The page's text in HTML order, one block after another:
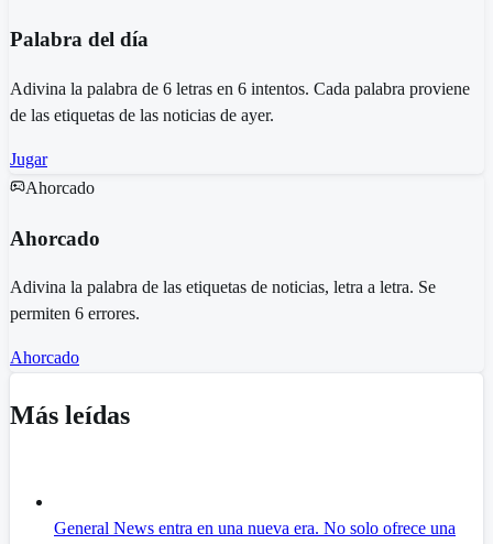
Palabra del día
Adivina la palabra de 6 letras en 6 intentos. Cada palabra proviene
de las etiquetas de las noticias de ayer.
Jugar
Ahorcado
Ahorcado
Adivina la palabra de las etiquetas de noticias, letra a letra. Se
permiten 6 errores.
Ahorcado
Más leídas
General News entra en una nueva era. No solo ofrece una